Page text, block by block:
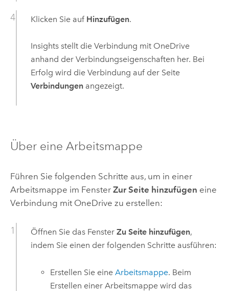
Klicken Sie auf Hinzufügen.
Insightsstellt die Verbindung mit OneDrive
anhand der Verbindungseigenschaften her. Bei
Erfolg wird die Verbindung auf der Seite
Verbindungenangezeigt.
Über eine Arbeitsmappe
Führen Sie folgenden Schritte aus, um in einer
Arbeitsmappe im Fenster Zur Seite hinzufügen eine
Verbindung mit OneDrive zu erstellen:
Öffnen Sie das Fenster Zu Seite hinzufügen,
indem Sie einen der folgenden Schritte ausführen:
Erstellen Sie eineArbeitsmappe. Beim
Erstellen einer Arbeitsmappe wird das